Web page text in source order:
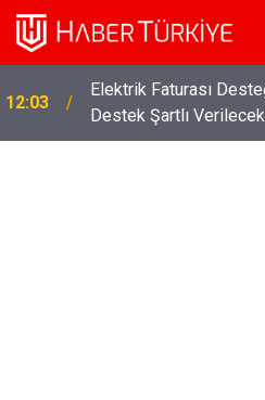
12:03
Elektrik Faturası
Destek Şartlı